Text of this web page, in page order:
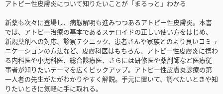
アトピー性皮膚炎について知りたいことが「まるっと」わかる
新薬も次々に登場し、病態解明も進みつつあるアトピー性皮膚炎。本書
では、アトピー治療の基本であるステロイドの正しい使い方をはじめ、
新規薬剤への対応、診察テクニック、患者さんや家族とのより良いコミュ
ニケーションの方法など、皮膚科医はもちろん、アトピー性皮膚炎に携わ
る内科医や小児科医、総合診療医、さらには研修医や薬剤師など医療従
事者が知りたいテーマを広くピックアップ。アトピー性皮膚炎診療の第
一人者の先生がたがわかりやすく解説。手元に置いて、調べたいときや知
りたいときに気軽に手に取れる。